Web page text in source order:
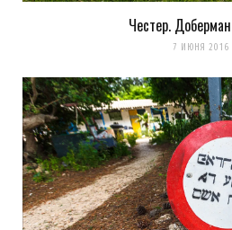
Честер.
7 ИЮНЯ 2016